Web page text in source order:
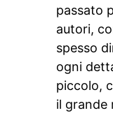
passato
autori,
spesso
ogni
piccolo,
il grande